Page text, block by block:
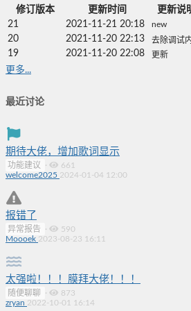
修订版本 更新时间
更新说
21
2021-11-21 20:18 new
20 2021-11-20 22:13 去除调试
19 2021-11-20 22:08 更新
更多...
最近讨论
期待大佬，增加歌词显示
功能建议 ·
661
welcome2025 2024-01-04 12:00
报错了
异常报告 ·
590
Moooek 2023-08-23 16:11
太强啦！！！膜拜大佬！！！
随便聊聊 ·
873
zryan 2022-10-01 16:14